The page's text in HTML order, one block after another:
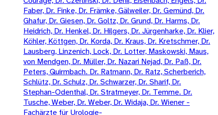
Faber, Dr. Finke, Dr. Främke, Gälweiler, Dr. Gemünd, Dr.
Ghafur, Dr. Giesen, Dr. Goltz, Dr. Grund, Dr. Harms, Dr.
Heidrich, Dr. Henkel, Dr. Hilgers, Dr. Jürgenharke, Dr. Klier,
Köhler, Köttgen, Dr. Korda, Dr. Kraus, Dr. Kretschmer, Dr.
Lausberg, Linzenich, Lock, Dr. Lotter, Maskowski, Maus,
von Mendgen, Dr. Müller, Dr. Nazari Nejad, Dr. Paß, Dr.
Peters, Quirmbach. Dr. Ratmann, Dr. Ratz, Scherberich,
Schlütz, Dr. Schulz, Dr. Schwarzer, Dr. Sharif, Dr.
Stephan-Odenthal, Dr. Stratmeyer, Dr. Temme. Dr.
Tusche, Weber, Dr. Weber, Dr. Widaja, Dr. Wiener -
Fachärzte für Urologie-